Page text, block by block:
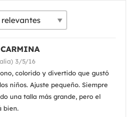
3/5/16
colorido y divertido que gustó
niños. Ajuste pequeño. Siempre
una talla más grande, pero el
bien.